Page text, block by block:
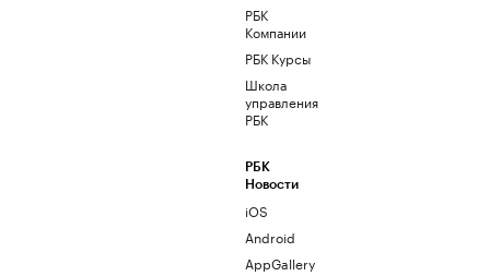
РБК
Компании
РБК Курсы
Школа
управления
РБК
РБК
Новости
iOS
Android
AppGallery